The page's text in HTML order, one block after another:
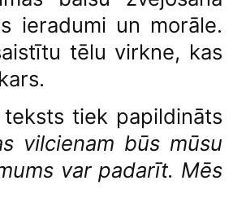
ieradumi un morāle.
tēlu virkne, kas
teksts tiek papildināts
vilcienam būs mūsu
var padarīt. Mēs